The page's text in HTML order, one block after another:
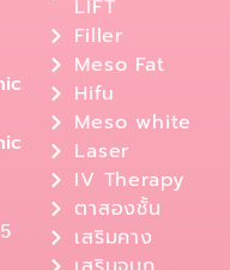
LIFT
Filler
Meso Fat
Hifu
Meso white
Laser
IV Therapy
ตาสองชั้น
เสริมคาง